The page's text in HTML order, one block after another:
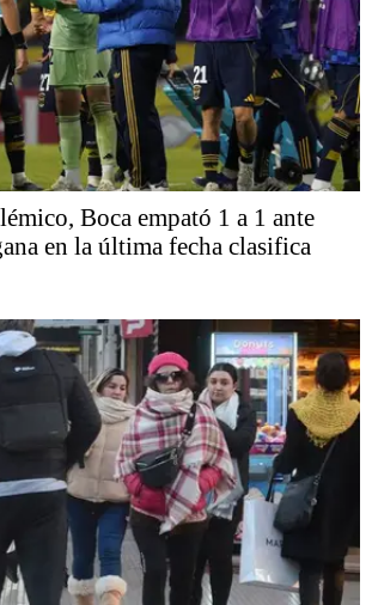
Boca empató 1 a 1 ante
en la última fecha clasifica